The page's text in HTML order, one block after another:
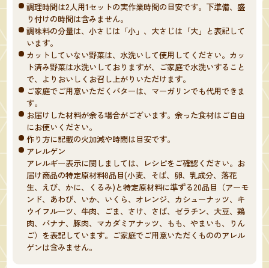
調理時間は2人用1セットの実作業時間の目安です。下準備、盛
り付けの時間は含みません。
調味料の分量は、小さじは「小」、大さじは「大」と表記して
います。
カットしていない野菜は、水洗いして使用してください。カッ
ト済み野菜は水洗いしておりますが、ご家庭で水洗いすること
で、よりおいしくお召し上がりいただけます。
ご家庭でご用意いただくバターは、マーガリンでも代用できま
す。
お届けした材料が余る場合がございます。余った食材はご自由
にお使いください。
作り方に記載の火加減や時間は目安です。
アレルゲン
アレルギー表示に関しましては、レシピをご確認ください。お
届け商品の特定原材料8品目(小麦、そば、卵、乳成分、落花
生、えび、かに、くるみ)と特定原材料に準ずる20品目（アーモ
ンド、あわび、いか、いくら、オレンジ、カシューナッツ、キ
ウイフルーツ、牛肉、ごま、さけ、さば、ゼラチン、大豆、鶏
肉、バナナ、豚肉、マカダミアナッツ、もも、やまいも、りん
ご）を表記しています。ご家庭でご用意いただくもののアレル
ゲンは含みません。